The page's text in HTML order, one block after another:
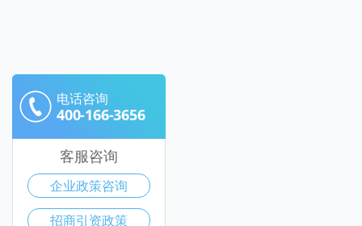
电话咨询
400-166-3656
客服咨询
企业政策咨询
招商引资政策